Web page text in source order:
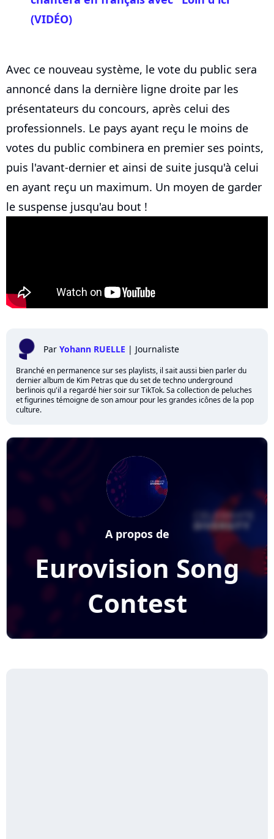
(VIDÉO)
Avec ce nouveau système, le vote du public sera
annoncé dans la dernière ligne droite par les
présentateurs du concours, après celui des
professionnels. Le pays ayant reçu le moins de
votes du public combinera en premier ses points,
puis l'avant-dernier et ainsi de suite jusqu'à celui
en ayant reçu un maximum. Un moyen de garder
le suspense jusqu'au bout !
Par Yohann RUELLE | Journaliste
Branché en permanence sur ses playlists, il sait aussi bien parler du
dernier album de Kim Petras que du set de techno underground
berlinois qu'il a regardé hier soir sur TikTok. Sa collection de peluches
et figurines témoigne de son amour pour les grandes icônes de la pop
culture.
Eurovision Song
Contest
A propos de